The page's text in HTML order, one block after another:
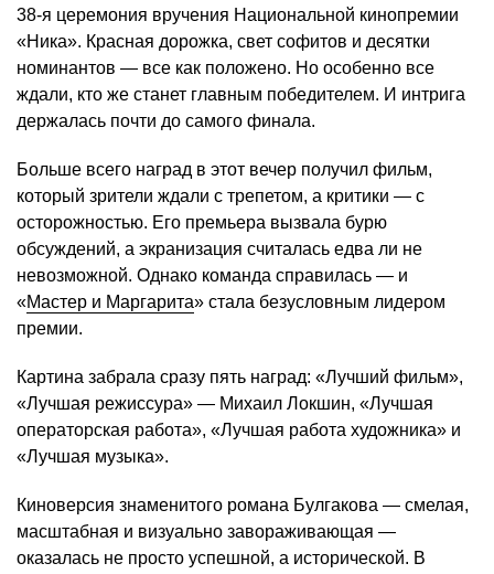
38-я церемония вручения Национальной кинопремии
«Ника». Красная дорожка, свет софитов и десятки
номинантов — все как положено. Но особенно все
ждали, кто же станет главным победителем. И интрига
держалась почти до самого финала.
Больше всего наград в этот вечер получил фильм,
который зрители ждали с трепетом, а критики — с
осторожностью. Его премьера вызвала бурю
обсуждений, а экранизация считалась едва ли не
невозможной. Однако команда справилась — и
«Мастер и Маргарита» стала безусловным лидером
премии.
Картина забрала сразу пять наград: «Лучший фильм»,
«Лучшая режиссура» — Михаил Локшин, «Лучшая
операторская работа», «Лучшая работа художника» и
«Лучшая музыка».
Киноверсия знаменитого романа Булгакова — смелая,
масштабная и визуально завораживающая —
оказалась не просто успешной, а исторической. В